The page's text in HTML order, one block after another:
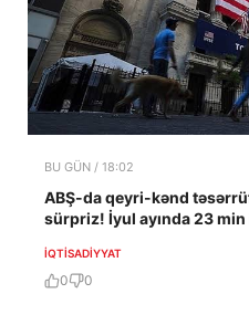
BU GÜN / 18:02
ABŞ-da qeyri-kənd
sürpriz! İyul ayında 23 min
İQTISADIYYAT
0 0